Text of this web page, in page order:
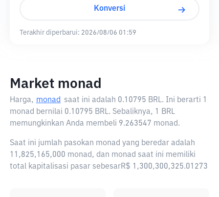
Konversi
Terakhir diperbarui: 2026/08/06 01:59
Market monad
Harga, monad saat ini adalah 0.10795 BRL. Ini berarti 1
monad bernilai 0.10795 BRL. Sebaliknya, 1 BRL
memungkinkan Anda membeli 9.263547 monad.
Saat ini jumlah pasokan monad yang beredar adalah
11,825,165,000 monad, dan monad saat ini memiliki
total kapitalisasi pasar sebesarR$ 1,300,300,325.01273